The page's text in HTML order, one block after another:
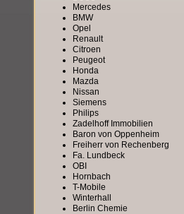
Mercedes
BMW
Opel
Renault
Citroen
Peugeot
Honda
Mazda
Nissan
Siemens
Philips
Zadelhoff Immobilien
Baron von Oppenheim
Freiherr von Rechenberg
Fa. Lundbeck
OBI
Hornbach
T-Mobile
Berlin